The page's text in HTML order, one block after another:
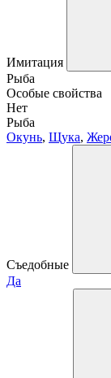
Имитация
Рыба
Особые свойства
Нет
Рыба
Окунь, Щука,
Съедобные
Да